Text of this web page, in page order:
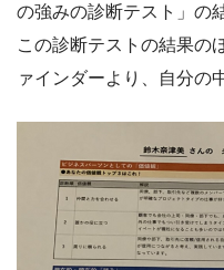
の強みの診断テスト」の
この診断テストの結果の
ァインダーより、自分の